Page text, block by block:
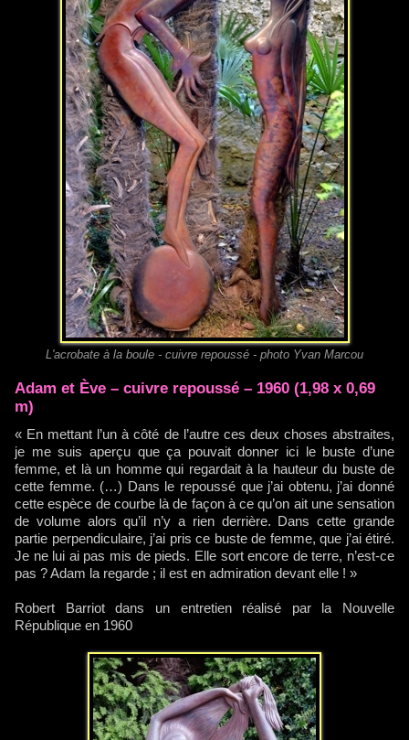
L'acrobate à la boule - cuivre repoussé - photo Yvan Marcou
Adam et Ève – cuivre repoussé – 1960 (1,98 x 0,69
m)
« En mettant l’un à côté de l’autre ces deux choses abstraites,
je me suis aperçu que ça pouvait donner ici le buste d’une
femme, et là un homme qui regardait à la hauteur du buste de
cette femme. (…) Dans le repoussé que j’ai obtenu, j’ai donné
cette espèce de courbe là de façon à ce qu’on ait une sensation
de volume alors qu’il n’y a rien derrière. Dans cette grande
partie perpendiculaire, j’ai pris ce buste de femme, que j’ai étiré.
Je ne lui ai pas mis de pieds. Elle sort encore de terre, n’est-ce
pas ? Adam la regarde ; il est en admiration devant elle ! »
Robert Barriot dans un entretien réalisé par la Nouvelle
République en 1960